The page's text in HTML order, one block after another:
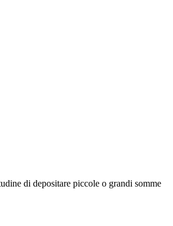
di depositare piccole o grandi somme